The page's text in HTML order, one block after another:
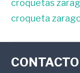
croquetas
croqueta
CONTACTO